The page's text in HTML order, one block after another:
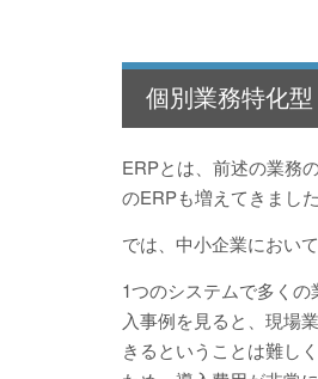
個別業務特化
ERPとは、前述の業務
のERPも増えてきました
では、中小企業におい
1つのシステムで多く
入事例を見ると、現場
きるということは難し